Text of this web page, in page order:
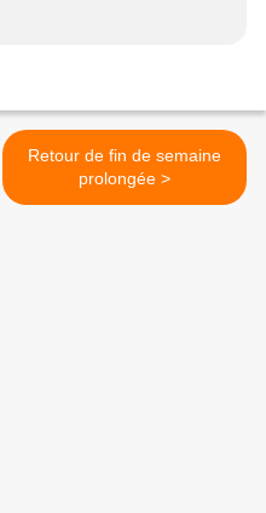
Retour de fin de semaine
prolongée >